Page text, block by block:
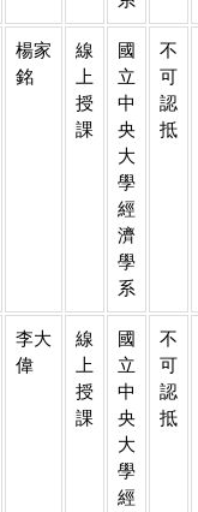
楊家
銘
線
上
授
課
國
立
中
央
大
學
經
濟
學
系
不
可
認
抵
李大
偉
線
上
授
課
國
立
中
央
大
學
經
不
可
認
抵